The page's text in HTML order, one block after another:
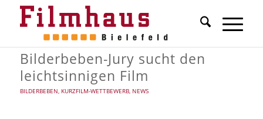
Bilderbeben-Jury sucht den
leichtsinnigen Film
BILDERBEBEN, KURZFILM-WETTBEWERB, NEWS